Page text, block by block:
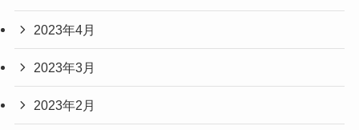
2023年4月
2023年3月
2023年2月